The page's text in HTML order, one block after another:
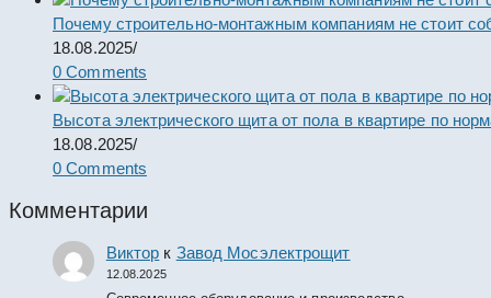
Почему строительно-монтажным компаниям не стоит
18.08.2025/
0 Comments
Высота электрического щита от пола в квартире по
18.08.2025/
0 Comments
Комментарии
Виктор к Завод Мосэлектрощит
12.08.2025